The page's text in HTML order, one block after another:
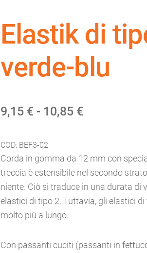
Elastik di
verde-blu
9,15 € - 10,85 €Fascia
da
9,15 €
COD: BEF3-02
Corda in gomma da 12 mm con
treccia è estensibile nel secondo
niente. Ciò si traduce in una durata di
elastici di tipo 2. Tuttavia, gli elastici
molto più a lungo.
Con passanti cuciti (passanti in